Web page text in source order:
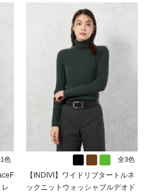
色 全3色
【INDIVI】ワイドリブタートルネ
ックニットウォッシャブルデオド